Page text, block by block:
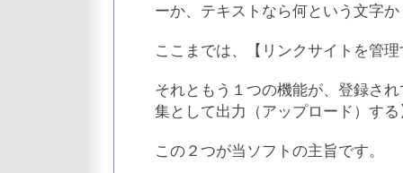
ーか、テキストなら何という文字
ここまでは、【リンクサイトを管
それともう１つの機能が、登録さ
集として出力（アップロード）す
この２つが当ソフトの主旨です。